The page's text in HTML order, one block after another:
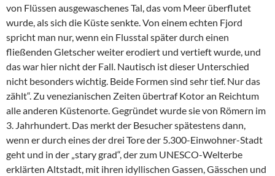
von Flüssen ausgewaschenes Tal, das vom Meer überflutet
wurde, als sich die Küste senkte. Von einem echten Fjord
spricht man nur, wenn ein Flusstal später durch einen
fließenden Gletscher weiter erodiert und vertieft wurde, und
das war hier nicht der Fall. Nautisch ist dieser Unterschied
nicht besonders wichtig. Beide Formen sind sehr tief. Nur das
zählt“. Zu venezianischen Zeiten übertraf Kotor an Reichtum
alle anderen Küstenorte. Gegründet wurde sie von Römern im
3. Jahrhundert. Das merkt der Besucher spätestens dann,
wenn er durch eines der drei Tore der 5.300-Einwohner-Stadt
geht und in der „stary grad“, der zum UNESCO-Welterbe
erklärten Altstadt, mit ihren idyllischen Gassen, Gässchen und